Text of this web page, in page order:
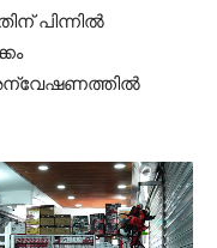
പിന്നില്‍